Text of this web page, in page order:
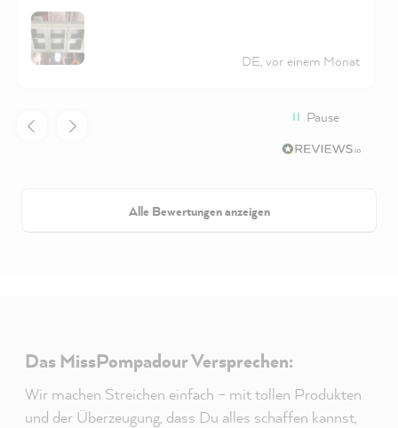
DE, vor einem Monat
Pause
Alle Bewertungen anzeigen
Das MissPompadour Versprechen:
Wir machen Streichen einfach – mit tollen Produkten
und der Überzeugung, dass Du alles schaffen kannst,